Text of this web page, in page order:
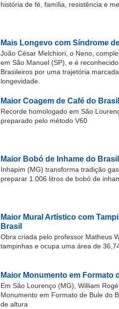
história de fé, família, resistência e
Mais Longevo com Síndrome
João César Melchiori, o Neno,
em São Manuel (SP), e é
Brasileiros por uma trajetória
longevidade.
Maior Coagem de Café do Brasil
Recorde homologado em São
preparado pelo método V60
Maior Bobó de Inhame do Brasil
Inhapim (MG) transforma tradição
preparar 1.006 litros de bobó de
Maior Mural Artístico com
Brasil
Obra criada pelo professor Matheus
tampinhas e ocupa uma área de
Maior Monumento em Formato
Em São Lourenço (MG), William
Monumento em Formato de Bule do
de altura